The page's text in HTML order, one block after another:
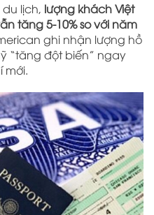
lịch, lượng khách Việt
tăng 5-10% so với năm
ghi nhận lượng hồ
“tăng đột biến” ngay
mới.